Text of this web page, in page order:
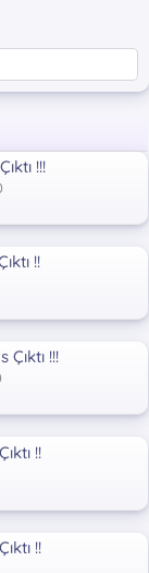
!!!
!!
!!!
!!
!!